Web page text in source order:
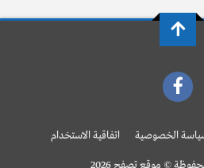
الخصوصية اتفاقية الاستخدام
© موقع تصفح 2026